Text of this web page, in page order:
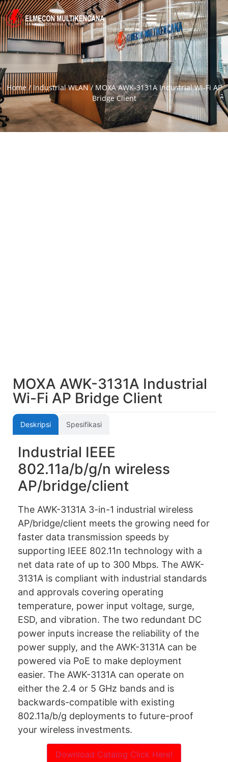
Home/Industrial WLAN/ MOXA AWK-3131A Industrial Wi-Fi AP
Bridge Client
MOXA AWK-3131A Industrial
Wi-Fi AP Bridge Client
Deskripsi Spesifikasi
Industrial IEEE
802.11a/b/g/n wireless
AP/bridge/client
The AWK-3131A 3-in-1 industrial wireless
AP/bridge/client meets the growing need for
faster data transmission speeds by
supporting IEEE 802.11n technology with a
net data rate of up to 300 Mbps. The AWK-
3131A is compliant with industrial standards
and approvals covering operating
temperature, power input voltage, surge,
ESD, and vibration. The two redundant DC
power inputs increase the reliability of the
power supply, and the AWK-3131A can be
powered via PoE to make deployment
easier. The AWK-3131A can operate on
either the 2.4 or 5 GHz bands and is
backwards-compatible with existing
802.11a/b/g deployments to future-proof
your wireless investments.
Download Catalog Click Here!